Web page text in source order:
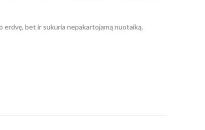
bet ir sukuria nepakartojamą nuotaiką.